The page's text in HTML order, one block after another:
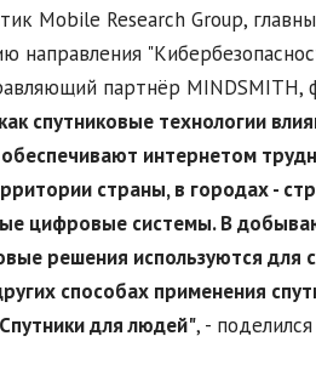
Mobile Research Group,
направления
партнёр MINDSMITH,
спутниковые технологии
интернетом
страны, в городах -
цифровые системы. В
решения используются для
способах применения
для людей", -